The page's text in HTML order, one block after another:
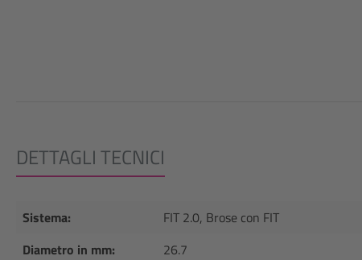
DETTAGLI TECNICI
Sistema:
FIT 2.0, Brose con FIT
Diametro in mm:
26.7